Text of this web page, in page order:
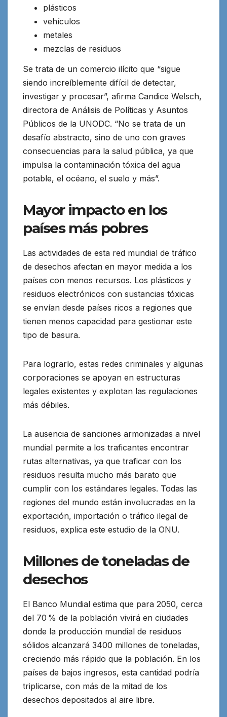
plásticos
vehículos
metales
mezclas de residuos
Se trata de un comercio ilícito que “sigue
siendo increíblemente difícil de detectar,
investigar y procesar”, afirma Candice Welsch,
directora de Análisis de Políticas y Asuntos
Públicos de la UNODC. “No se trata de un
desafío abstracto, sino de uno con graves
consecuencias para la salud pública, ya que
impulsa la contaminación tóxica del agua
potable, el océano, el suelo y más”.
Mayor impacto en los
países más pobres
Las actividades de esta red mundial de tráfico
de desechos afectan en mayor medida a los
países con menos recursos. Los plásticos y
residuos electrónicos con sustancias tóxicas
se envían desde países ricos a regiones que
tienen menos capacidad para gestionar este
tipo de basura.
Para lograrlo, estas redes criminales y algunas
corporaciones se apoyan en estructuras
legales existentes y explotan las regulaciones
más débiles.
La ausencia de sanciones armonizadas a nivel
mundial permite a los traficantes encontrar
rutas alternativas, ya que traficar con los
residuos resulta mucho más barato que
cumplir con los estándares legales. Todas las
regiones del mundo están involucradas en la
exportación, importación o tráfico ilegal de
residuos, explica este estudio de la ONU.
Millones de toneladas de
desechos
El Banco Mundial estima que para 2050, cerca
del 70 % de la población vivirá en ciudades
donde la producción mundial de residuos
sólidos alcanzará 3400 millones de toneladas,
creciendo más rápido que la población. En los
países de bajos ingresos, esta cantidad podría
triplicarse, con más de la mitad de los
desechos depositados al aire libre.